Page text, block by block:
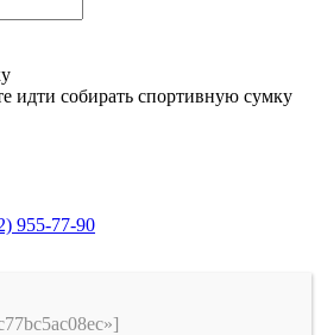
идти собирать спортивную сумку
955-77-90